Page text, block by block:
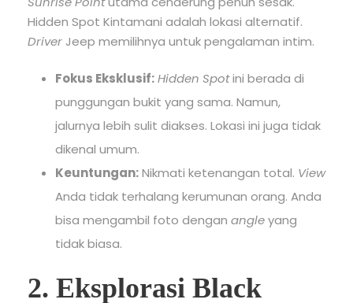
Hidden Spot Kintamani adalah lokasi alternatif.
Driver Jeep memilihnya untuk pengalaman intim.
Fokus Eksklusif:Hidden Spotini berada di
punggungan bukit yang sama. Namun,
jalurnya lebih sulit diakses. Lokasi ini juga tidak
dikenal umum.
Keuntungan:Nikmati ketenangan total. View
Anda tidak terhalang kerumunan orang. Anda
bisa mengambil foto dengan angleyang
tidak biasa.
2. Eksplorasi Black